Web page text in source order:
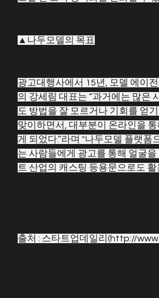
▲나두모델의 목표
광고대행사에서 15년, 모델 에이
의 강세림 대표는 “과거에는 많은
도 방법을 잘 모르거나 기회를 얻
맞이하면서, 대부분이 온라인을
게 되었다.”라며 "나두모델 플랫폼
는 사람들에게 광고를 통해 얼굴
트 산업의 캐스팅 등용문으로도
출처 : 스타트업데일리(http://